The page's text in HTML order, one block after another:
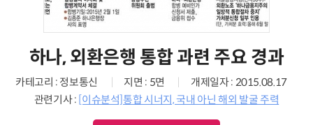
하나, 외환은행 통합 과련 주요 경과
카테고리 : 정보통신 지면 : 5면
개제일자 : 2015.08.17
관련기사 : [이슈분석]통합 시너지, 국내 아닌 해외 발굴 주력